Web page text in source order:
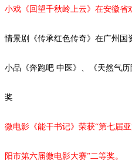
小戏《回望千秋岭上云》在安徽省
情景剧《传承红色传奇》在广州国
小品《奔跑吧 中医》、《天然气
奖
微电影《能干书记》荣获“第七届
阳市第六届微电影大赛”二等奖。